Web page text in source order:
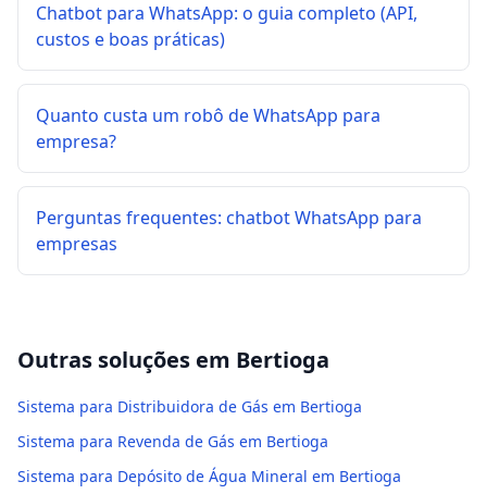
Chatbot para WhatsApp: o guia completo (API,
custos e boas práticas)
Quanto custa um robô de WhatsApp para
empresa?
Perguntas frequentes: chatbot WhatsApp para
empresas
Outras soluções em Bertioga
Sistema para Distribuidora de Gás em Bertioga
Sistema para Revenda de Gás em Bertioga
Sistema para Depósito de Água Mineral em Bertioga